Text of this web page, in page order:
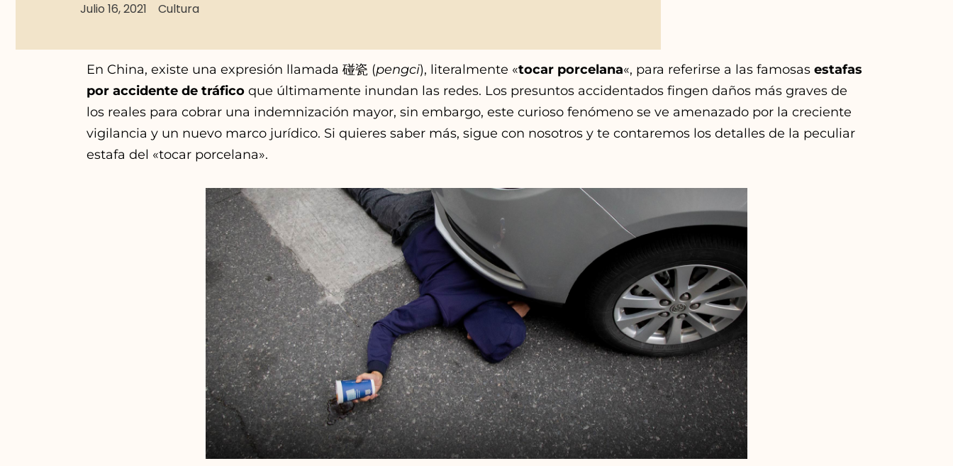
Julio 16, 2021 Cultura
En China, existe una expresión llamada 碰瓷 (pengci), literalmente «tocar porcelana«, para referirse a las famosas estafas
por accidente de tráfico que últimamente inundan las redes. Los presuntos accidentados fingen daños más graves de
los reales para cobrar una indemnización mayor, sin embargo, este curioso fenómeno se ve amenazado por la creciente
vigilancia y un nuevo marco jurídico. Si quieres saber más, sigue con nosotros y te contaremos los detalles de la peculiar
estafa del «tocar porcelana».